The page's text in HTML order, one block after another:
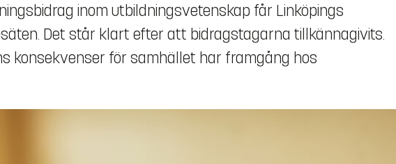
inom utbildningsvetenskap får Linköpings
Det står klart efter att bidragstagarna tillkännagivits.
konsekvenser för samhället har framgång hos